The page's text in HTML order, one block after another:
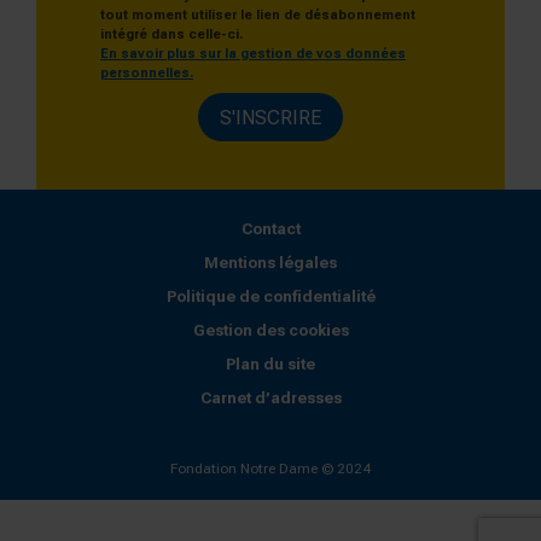
tout moment utiliser le lien de désabonnement
intégré dans celle-ci.
En savoir plus sur la gestion de vos données
personnelles.
S'INSCRIRE
Contact
Mentions légales
Politique de confidentialité
Gestion des cookies
Plan du site
Carnet d’adresses
Fondation Notre Dame © 2024